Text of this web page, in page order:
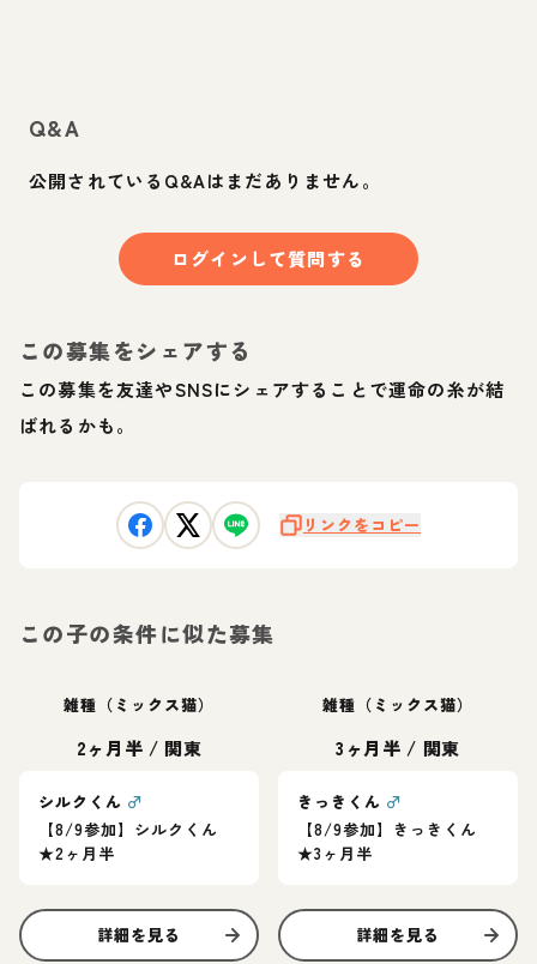
Q&A
公開されているQ&Aはまだありません。
ログインして質問する
この募集をシェアする
この募集を友達やSNSにシェアすることで運命の糸が結
ばれるかも。
リンクをコピー
この子の条件に似た募集
雑種（ミックス猫）
2ヶ月半 / 関東
シルクくん ♂
【8/9参加】シルクくん
★2ヶ月半
詳細を見る
雑種（ミックス猫）
3ヶ月半 / 関東
きっきくん ♂
【8/9参加】きっきくん
★3ヶ月半
詳細を見る